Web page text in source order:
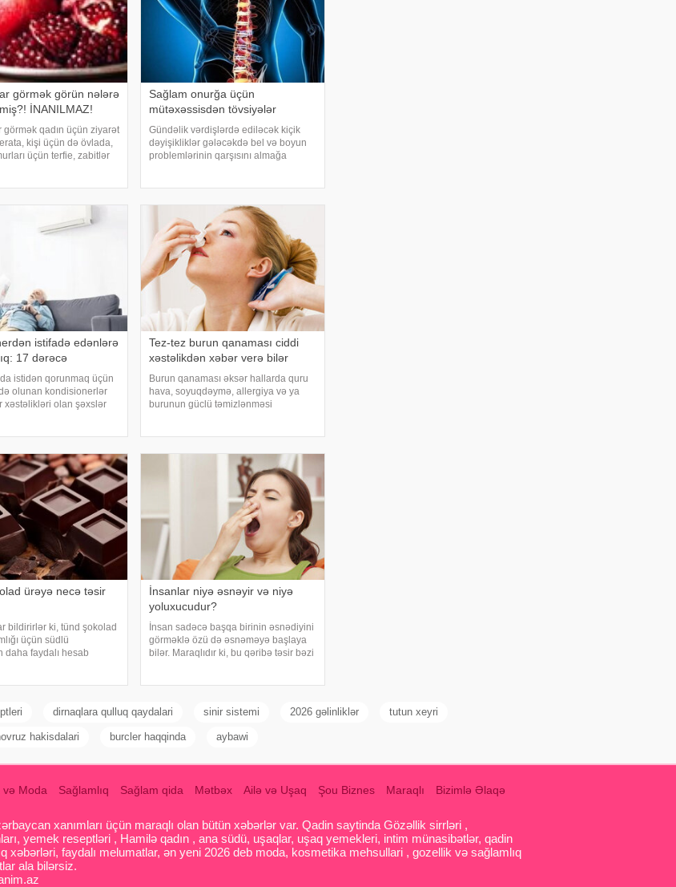
görmək görün nələrə
İNANILMAZ!
görmək qadın üçün ziyarət
kişi üçün də övlada,
üçün terfie, zabitlər
Sağlam onurğa üçün
mütəxəssisdən tövsiyələr
Gündəlik vərdişlərdə ediləcək kiçik
dəyişikliklər gələcəkdə bel və boyun
problemlərinin qarşısını almağa
onurğanın sağlam qalmasınd
istifadə edənlərə
17 dərəcə
istidən qorunmaq üçün
olunan kondisionerlər
xəstəlikləri olan şəxslər
Tez-tez burun qanaması ciddi
xəstəlikdən xəbər verə bilər
Burun qanaması əksər hallarda quru
hava, soyuqdəymə, allergiya və ya
burunun güclü təmizlənməsi
dayanırsa, mütlə
ürəyə necə təsir
bildirirlər ki, tünd şokolad
üçün südlü
daha faydalı hesab
İnsanlar niyə əsnəyir və niyə
yoluxucudur?
İnsan sadəcə başqa birinin əsnədiyini
görməklə özü də əsnəməyə başlaya
bilər. Maraqlıdır ki, bu qəribə təsir bəzi
dirnaqlara qulluq qaydalari sinir sistemi 2026 gəlinliklər tutun xeyri
hakisdalari burcler haqqinda aybawi
və Moda Sağlamlıq Sağlam qida Mətbəx Ailə və Uşaq Şou Biznes Maraqlı Bizimlə Əlaqə
xanımları üçün maraqlı olan bütün xəbərlər var. Qadin saytinda Gözəllik sirrləri ,
yemek reseptləri , Hamilə qadın , ana südü, uşaqlar, uşaq yemekleri, intim münasibətlər, qadin
xəbərləri, faydalı melumatlar, ən yeni 2026 deb moda, kosmetika mehsullari , gozellik və sağlamlıq
ala bilərsiz.